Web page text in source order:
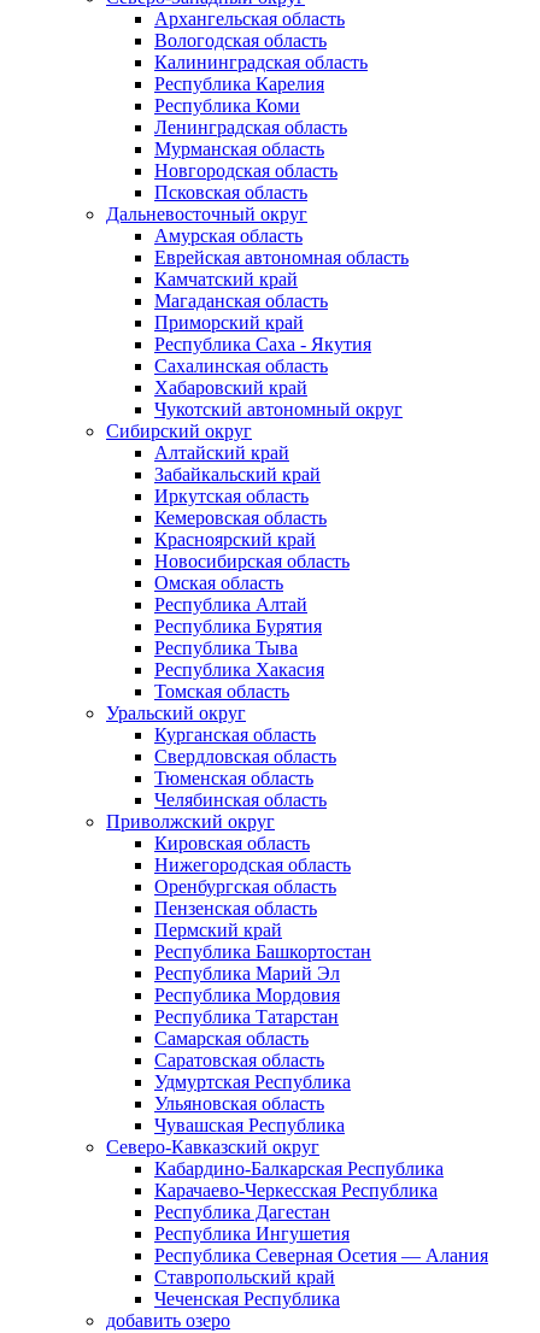
Архангельская область
Вологодская область
Калининградская область
Республика Карелия
Республика Коми
Ленинградская область
Мурманская область
Новгородская область
Псковская область
Дальневосточный округ
Амурская область
Еврейская автономная область
Камчатский край
Магаданская область
Приморский край
Республика Саха - Якутия
Сахалинская область
Хабаровский край
Чукотский автономный округ
Сибирский округ
Алтайский край
Забайкальский край
Иркутская область
Кемеровская область
Красноярский край
Новосибирская область
Омская область
Республика Алтай
Республика Бурятия
Республика Тыва
Республика Хакасия
Томская область
Уральский округ
Курганская область
Свердловская область
Тюменская область
Челябинская область
Приволжский округ
Кировская область
Нижегородская область
Оренбургская область
Пензенская область
Пермский край
Республика Башкортостан
Республика Марий Эл
Республика Мордовия
Республика Татарстан
Самарская область
Саратовская область
Удмуртская Республика
Ульяновская область
Чувашская Республика
Северо-Кавказский округ
Кабардино-Балкарская Республика
Карачаево-Черкесская Республика
Республика Дагестан
Республика Ингушетия
Республика Северная Осетия — Алания
Ставропольский край
Чеченская Республика
добавить озеро